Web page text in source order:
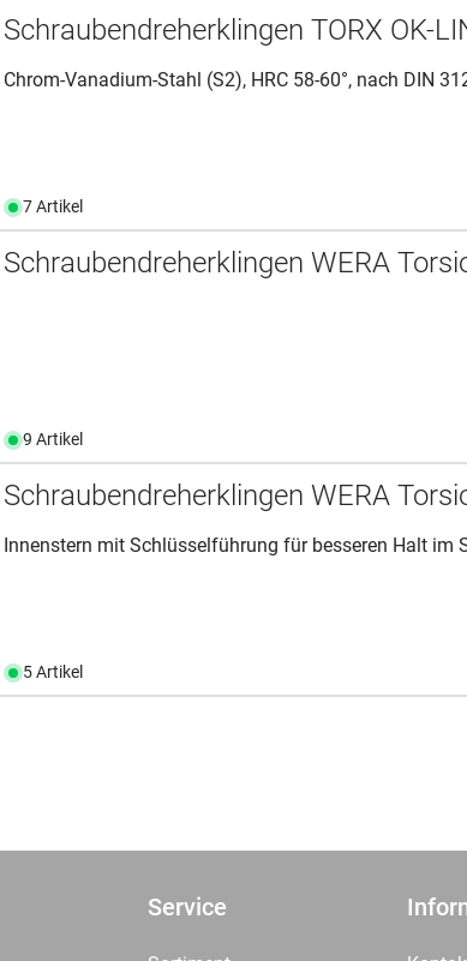
Schraubendreherklingen TORX OK-
Chrom-Vanadium-Stahl (S2), HRC 58-60°, nach DIN
7 Artikel
Schraubendreherklingen WERA
9 Artikel
Schraubendreherklingen WERA
Innenstern mit Schlüsselführung für besseren Halt im
5 Artikel
Service